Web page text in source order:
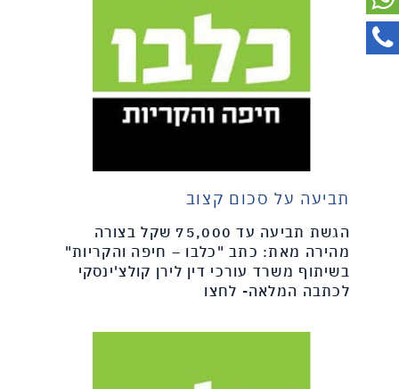
תביעה על סכום קצוב
הגשת תביעה עד 75,000 שקל בצורה
מהירה מאת: כתב "כלבו – חיפה והקריות"
בשיתוף משרד עורכי דין לירן קולצ'ינסקי
לכתבה המלאה- לחצו